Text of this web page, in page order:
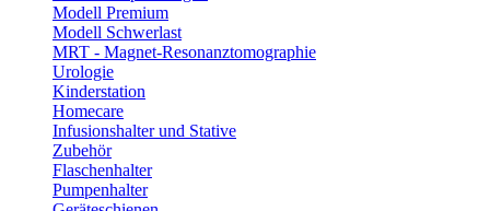
Modell Premium
Modell Schwerlast
MRT - Magnet-Resonanztomographie
Urologie
Kinderstation
Homecare
Infusionshalter und Stative
Zubehör
Flaschenhalter
Pumpenhalter